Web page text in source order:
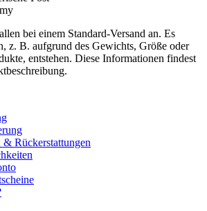
bei einem Standard-Versand an. Es
z. B. aufgrund des Gewichts, Größe oder
entstehen. Diese Informationen findest
& Rückerstattungen